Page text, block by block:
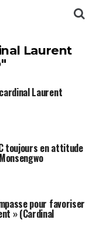
Laurent
Laurent
toujours en attitude
pour favoriser
» (Cardinal